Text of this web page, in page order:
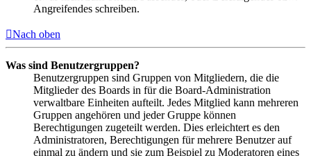
Angreifendes schreiben.
Nach oben
Was sind Benutzergruppen?
Benutzergruppen sind Gruppen von Mitgliedern, die die
Mitglieder des Boards in für die Board-Administration
verwaltbare Einheiten aufteilt. Jedes Mitglied kann mehreren
Gruppen angehören und jeder Gruppe können
Berechtigungen zugeteilt werden. Dies erleichtert es den
Administratoren, Berechtigungen für mehrere Benutzer auf
einmal zu ändern und sie zum Beispiel zu Moderatoren eines